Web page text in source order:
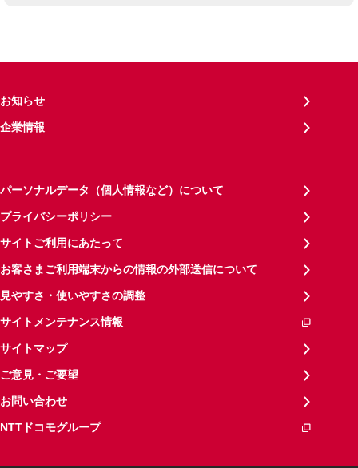
お知らせ
企業情報
パーソナルデータ（個人情報など）について
プライバシーポリシー
サイトご利用にあたって
お客さまご利用端末からの情報の外部送信について
見やすさ・使いやすさの調整
サイトメンテナンス情報
サイトマップ
ご意見・ご要望
お問い合わせ
NTTドコモグループ